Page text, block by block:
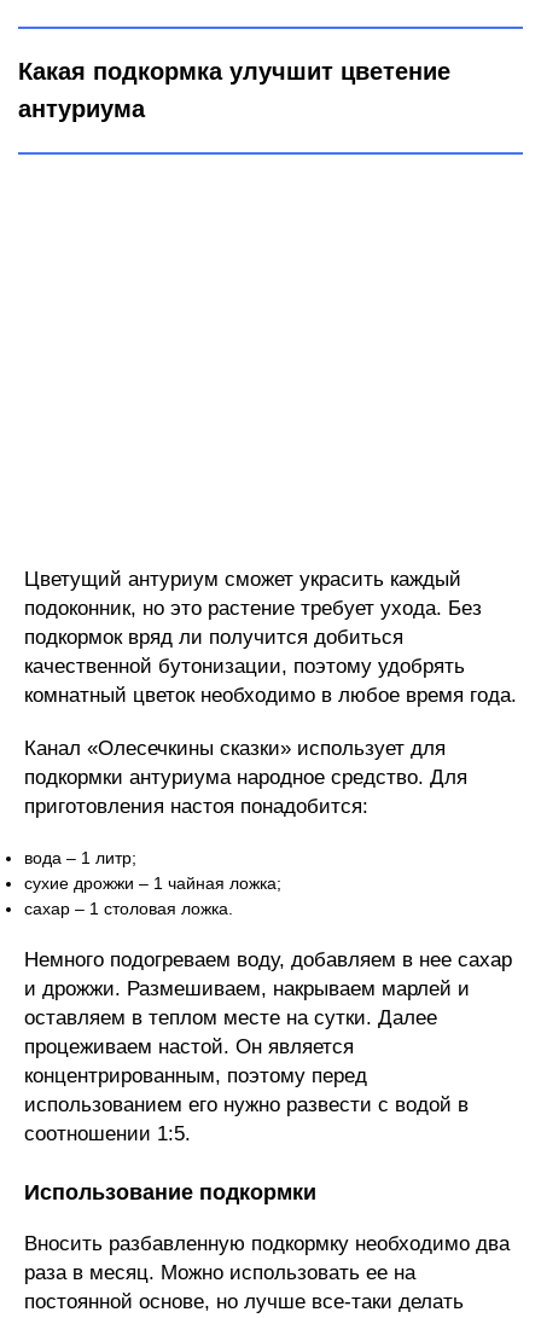
Какая подкормка улучшит цветение
антуриума
Цветущий антуриум сможет украсить каждый
подоконник, но это растение требует ухода. Без
подкормок вряд ли получится добиться
качественной бутонизации, поэтому удобрять
комнатный цветок необходимо в любое время года.
Канал «Олесечкины сказки» использует для
подкормки антуриума народное средство. Для
приготовления настоя понадобится:
вода – 1 литр;
сухие дрожжи – 1 чайная ложка;
сахар – 1 столовая ложка.
Немного подогреваем воду, добавляем в нее сахар
и дрожжи. Размешиваем, накрываем марлей и
оставляем в теплом месте на сутки. Далее
процеживаем настой. Он является
концентрированным, поэтому перед
использованием его нужно развести с водой в
соотношении 1:5.
Использование подкормки
Вносить разбавленную подкормку необходимо два
раза в месяц. Можно использовать ее на
постоянной основе, но лучше все-таки делать